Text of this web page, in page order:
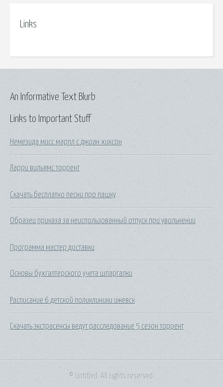
Links
Links to Important Stuff
Немезида мисс марпл с джоан хиксон
Ларри вильямс торрент
Скачать бесплатно песни про пашку
Образец приказа за неиспользованный отпуск при увольнении
Программа мастер доставки
Основы бухгалтерского учета шпаргалки
Расписание 6 детской поликлиники ижевск
Скачать экстрасенсы ведут расследование 5 сезон торрент
An Informative Text Blurb
© Untitled. All rights reserved.